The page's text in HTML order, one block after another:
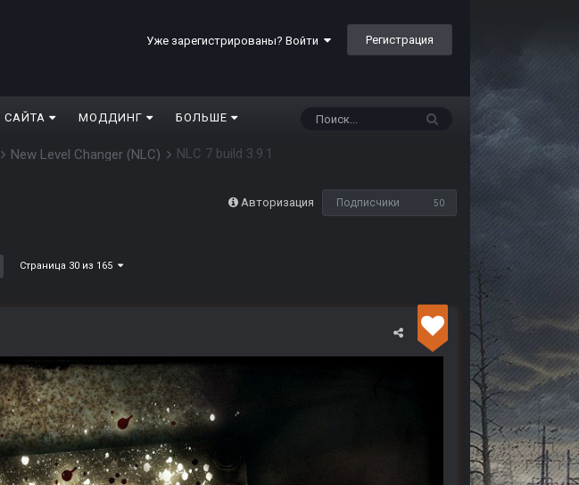
Уже зарегистрированы? Войти Регистрация
САЙТА МОДДИНГ БОЛЬШЕ
New Level Changer (NLC) NLC 7 build 3.9.1
Авторизация Подписчики 50
Страница 30 из 165